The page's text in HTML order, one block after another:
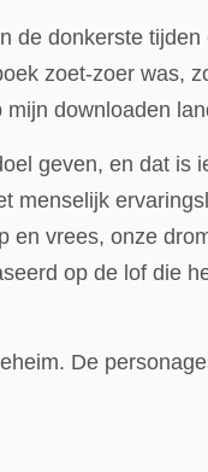
de donkerste
zoet-zoer was,
downloaden
geven, en dat is
menselijk
en vrees, onze
op de lof die
De